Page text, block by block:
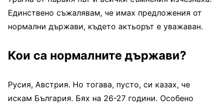
Единствено съжалявам, че имах предложения от
нормални държави, където актьорът е уважаван.
Кои са нормалните държави?
Русия, Австрия. Но тогава, пусто, си казах, че
искам България. Бях на 26-27 години. Особено